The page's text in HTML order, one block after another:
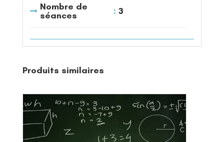
Nombre de
séances
3
Produits similaires